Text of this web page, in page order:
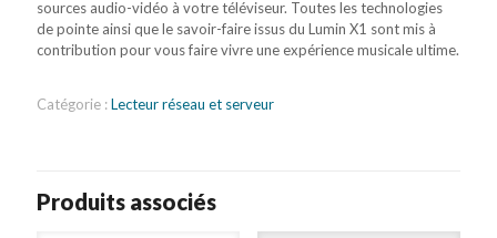
sources audio-vidéo à votre téléviseur. Toutes les technologies
de pointe ainsi que le savoir-faire issus du Lumin X1 sont mis à
contribution pour vous faire vivre une expérience musicale ultime.
Catégorie :Lecteur réseau et serveur
Produits associés